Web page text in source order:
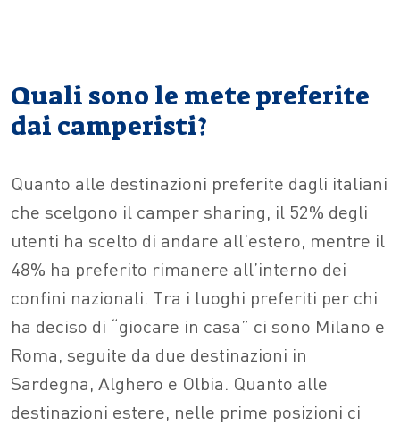
Quali sono le mete preferite
dai camperisti?
Quanto alle destinazioni preferite dagli italiani
che scelgono il camper sharing, il 52% degli
utenti ha scelto di andare all’estero, mentre il
48% ha preferito rimanere all’interno dei
confini nazionali. Tra i luoghi preferiti per chi
ha deciso di “giocare in casa” ci sono Milano e
Roma, seguite da due destinazioni in
Sardegna, Alghero e Olbia. Quanto alle
destinazioni estere, nelle prime posizioni ci